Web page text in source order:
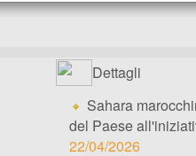
Dettagli
Sahara
del Paese
22/04/2026